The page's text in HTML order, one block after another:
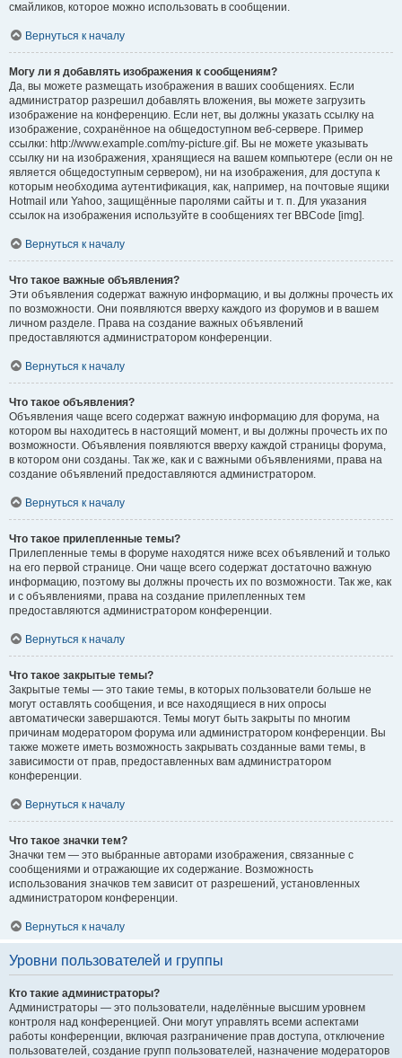
смайликов, которое можно использовать в сообщении.
Вернуться к началу
Могу ли я добавлять изображения к сообщениям?
Да, вы можете размещать изображения в ваших сообщениях. Если
администратор разрешил добавлять вложения, вы можете загрузить
изображение на конференцию. Если нет, вы должны указать ссылку на
изображение, сохранённое на общедоступном веб-сервере. Пример
ссылки: http://www.example.com/my-picture.gif. Вы не можете указывать
ссылку ни на изображения, хранящиеся на вашем компьютере (если он не
является общедоступным сервером), ни на изображения, для доступа к
которым необходима аутентификация, как, например, на почтовые ящики
Hotmail или Yahoo, защищённые паролями сайты и т. п. Для указания
ссылок на изображения используйте в сообщениях тег BBCode [img].
Вернуться к началу
Что такое важные объявления?
Эти объявления содержат важную информацию, и вы должны прочесть их
по возможности. Они появляются вверху каждого из форумов и в вашем
личном разделе. Права на создание важных объявлений
предоставляются администратором конференции.
Вернуться к началу
Что такое объявления?
Объявления чаще всего содержат важную информацию для форума, на
котором вы находитесь в настоящий момент, и вы должны прочесть их по
возможности. Объявления появляются вверху каждой страницы форума,
в котором они созданы. Так же, как и с важными объявлениями, права на
создание объявлений предоставляются администратором.
Вернуться к началу
Что такое прилепленные темы?
Прилепленные темы в форуме находятся ниже всех объявлений и только
на его первой странице. Они чаще всего содержат достаточно важную
информацию, поэтому вы должны прочесть их по возможности. Так же, как
и с объявлениями, права на создание прилепленных тем
предоставляются администратором конференции.
Вернуться к началу
Что такое закрытые темы?
Закрытые темы — это такие темы, в которых пользователи больше не
могут оставлять сообщения, и все находящиеся в них опросы
автоматически завершаются. Темы могут быть закрыты по многим
причинам модератором форума или администратором конференции. Вы
также можете иметь возможность закрывать созданные вами темы, в
зависимости от прав, предоставленных вам администратором
конференции.
Вернуться к началу
Что такое значки тем?
Значки тем — это выбранные авторами изображения, связанные с
сообщениями и отражающие их содержание. Возможность
использования значков тем зависит от разрешений, установленных
администратором конференции.
Вернуться к началу
Уровни пользователей и группы
Кто такие администраторы?
Администраторы — это пользователи, наделённые высшим уровнем
контроля над конференцией. Они могут управлять всеми аспектами
работы конференции, включая разграничение прав доступа, отключение
пользователей, создание групп пользователей, назначение модераторов